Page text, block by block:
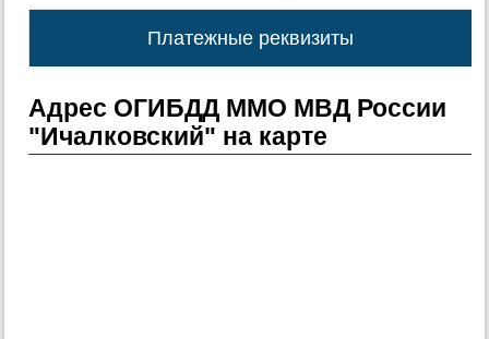
Платежные реквизиты
Адрес ОГИБДД ММО МВД России
"Ичалковский" на карте